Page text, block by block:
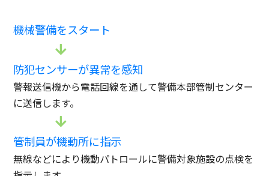
機械警備をスタート
防犯センサーが異常を感知
警報送信機から電話回線を通して警備本部管制センター
に送信します。
管制員が機動所に指示
無線などにより機動パトロールに警備対象施設の点検を